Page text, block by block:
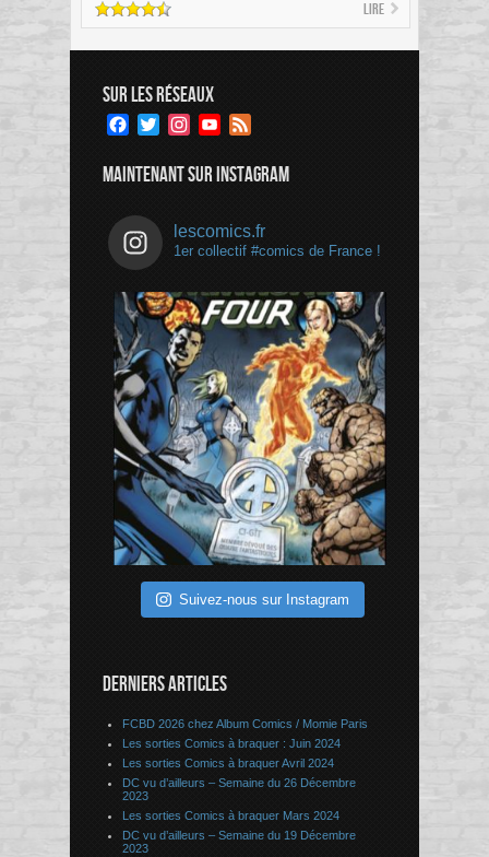
Lire
SUR LES RÉSEAUX
Facebook
TwitterInstagramYouTube
MAINTENANT SUR INSTAGRAM
lescomics.fr
1er collectif #comics de France !
Suivez-nous sur Instagram
DERNIERS ARTICLES
FCBD 2026 chez Album Comics / Momie Paris
Les sorties Comics à braquer : Juin 2024
Les sorties Comics à braquer Avril 2024
DC vu d’ailleurs – Semaine du 26 Décembre
2023
Les sorties Comics à braquer Mars 2024
DC vu d’ailleurs – Semaine du 19 Décembre
2023